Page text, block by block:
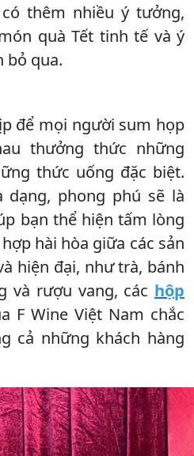
thêm nhiều ý tưởng,
quà Tết tinh tế và ý
bỏ qua.
để mọi người sum họp
thưởng thức những
thức uống đặc biệt.
dạng, phong phú sẽ là
bạn thể hiện tấm lòng
hài hòa giữa các sản
hiện đại, như trà, bánh
và rượu vang, các hộp
F Wine Việt Nam chắc
cả những khách hàng